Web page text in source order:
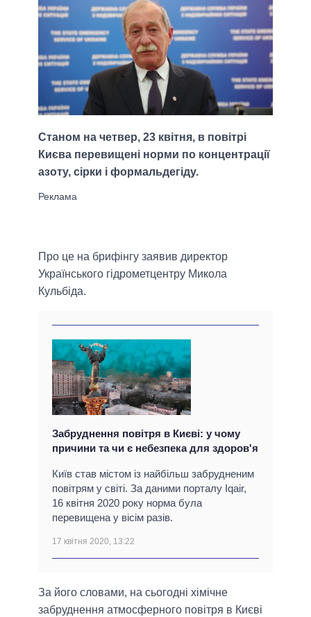
Станом на четвер, 23 квітня, в повітрі
Києва перевищені норми по концентрації
азоту, сірки і формальдегіду.
Про це на брифінгу заявив директор
Українського гідрометцентру Микола
Кульбіда.
Забруднення повітря в Києві: у чому
причини та чи є небезпека для здоров'я
Київ став містом із найбільш забрудненим
повітрям у світі. За даними порталу Iqair,
16 квітня 2020 року норма була
перевищена у вісім разів.
17 квітня 2020, 13:22
За його словами, на сьогодні хімічне
забруднення атмосферного повітря в Києві